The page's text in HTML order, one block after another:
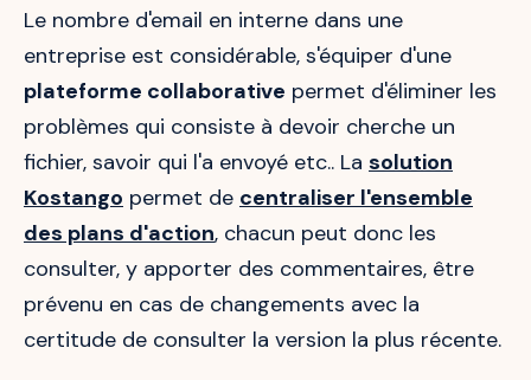
Le nombre d'email en interne dans une
entreprise est considérable, s'équiper d'une
plateforme collaborative permet d'éliminer les
problèmes qui consiste à devoir cherche un
fichier, savoir qui l'a envoyé etc.. La solution
Kostango permet de centraliser l'ensemble
des plans d'action, chacun peut donc les
consulter, y apporter des commentaires, être
prévenu en cas de changements avec la
certitude de consulter la version la plus récente.